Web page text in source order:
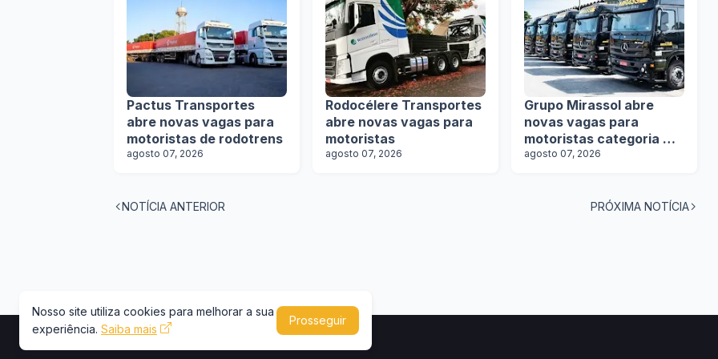
Pactus Transportes
abre novas vagas para
motoristas de rodotrens
agosto 07, 2026
Rodocélere Transportes
abre novas vagas para
motoristas
agosto 07, 2026
Grupo Mirassol abre
novas vagas para
motoristas categoria D e
E
agosto 07, 2026
NOTÍCIA ANTERIOR PRÓXIMA NOTÍCIA
Nosso site utiliza cookies para melhorar a sua
experiência. Saiba mais
Prosseguir